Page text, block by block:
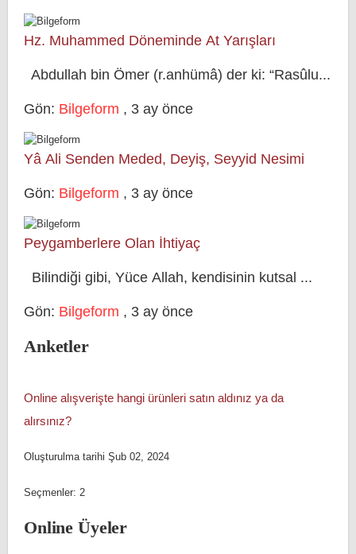
Hz. Muhammed Döneminde At Yarışları
Abdullah bin Ömer (r.anhümâ) der ki: “Rasûlu...
Gön: Bilgeform , 3 ay önce
Yâ Ali Senden Meded, Deyiş, Seyyid Nesimi
Gön: Bilgeform , 3 ay önce
Peygamberlere Olan İhtiyaç
Bilindiği gibi, Yüce Allah, kendisinin kutsal ...
Gön: Bilgeform , 3 ay önce
Anketler
Online alışverişte hangi ürünleri satın aldınız ya da
alırsınız?
Oluşturulma tarihi Şub 02, 2024
Seçmenler: 2
Online Üyeler